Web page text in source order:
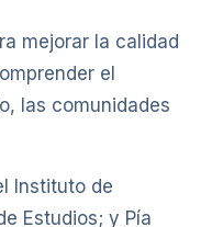
mejorar la calidad
el
las comunidades
Instituto de
Estudios; y Pía